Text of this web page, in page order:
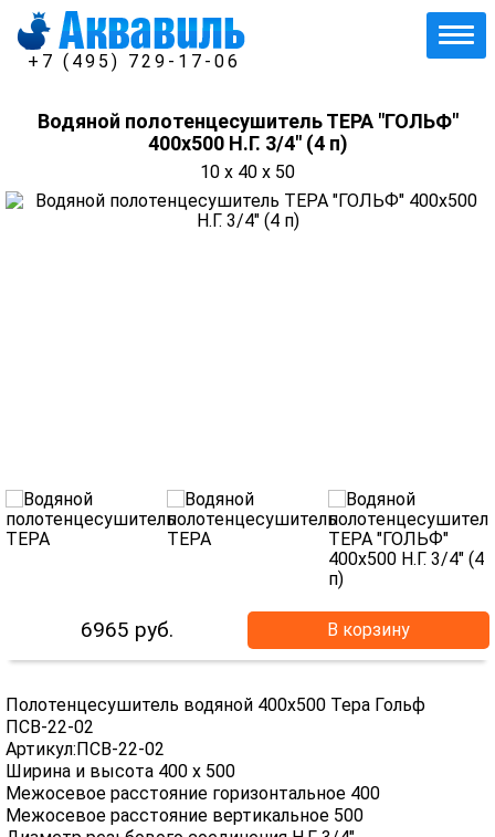
+7 (495) 729-17-06
Водяной полотенцесушитель ТЕРА "ГОЛЬФ"
400х500 Н.Г. 3/4" (4 п)
10 x 40 x 50
6965 руб. В корзину
Полотенцесушитель водяной 400х500 Тера Гольф
ПСВ-22-02
Артикул:ПСВ-22-02
Ширина и высота 400 х 500
Межосевое расстояние горизонтальное 400
Межосевое расстояние вертикальное 500